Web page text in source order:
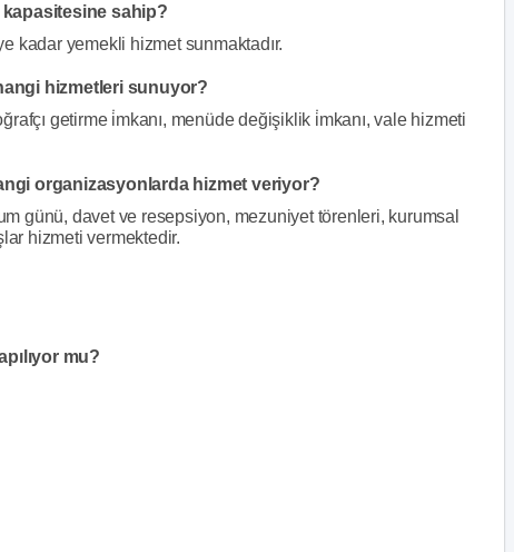
kapasitesine sahip?
kadar yemekli hizmet sunmaktadır.
hizmetleri sunuyor?
getirme i̇mkanı, menüde değişiklik i̇mkanı, vale hizmeti
organizasyonlarda hizmet veriyor?
günü, davet ve resepsiyon, mezuniyet törenleri, kurumsal
hizmeti vermektedir.
mu?